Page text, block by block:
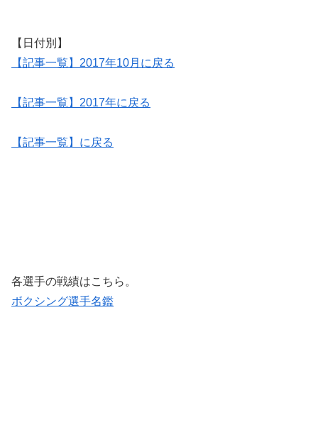
【日付別】
【記事一覧】2017年10月に戻る
【記事一覧】2017年に戻る
【記事一覧】に戻る
各選手の戦績はこちら。
ボクシング選手名鑑